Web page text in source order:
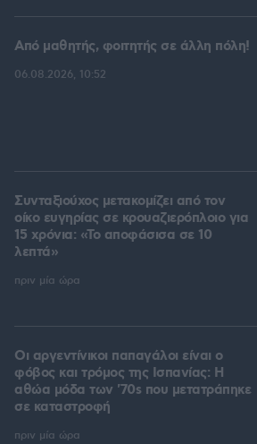
Από μαθητής, φοιτητής σε άλλη πόλη!
06.08.2026, 10:52
Συνταξιούχος μετακομίζει από τον
οίκο ευγηρίας σε κρουαζιερόπλοιο για
15 χρόνια: «Το αποφάσισα σε 10
λεπτά»
πριν μία ώρα
Οι αργεντίνικοι παπαγάλοι είναι ο
φόβος και τρόμος της Ισπανίας: Η
αθώα μόδα των '70s που μετατράπηκε
σε καταστροφή
πριν μία ώρα